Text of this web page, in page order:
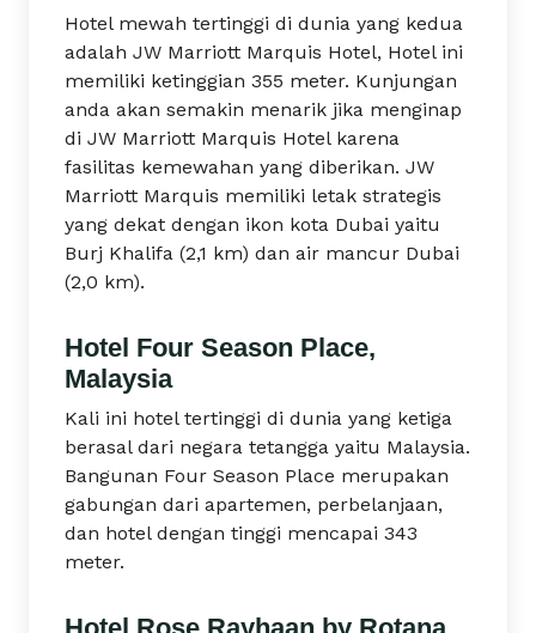
Hotel mewah tertinggi di dunia yang kedua
adalah JW Marriott Marquis Hotel, Hotel ini
memiliki ketinggian 355 meter. Kunjungan
anda akan semakin menarik jika menginap
di JW Marriott Marquis Hotel karena
fasilitas kemewahan yang diberikan. JW
Marriott Marquis memiliki letak strategis
yang dekat dengan ikon kota Dubai yaitu
Burj Khalifa (2,1 km) dan air mancur Dubai
(2,0 km).
Hotel Four Season Place,
Malaysia
Kali ini hotel tertinggi di dunia yang ketiga
berasal dari negara tetangga yaitu Malaysia.
Bangunan Four Season Place merupakan
gabungan dari apartemen, perbelanjaan,
dan hotel dengan tinggi mencapai 343
meter.